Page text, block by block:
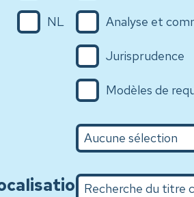
NL Analyse et
Jurisprudence
Modèles de
Recherche du titre